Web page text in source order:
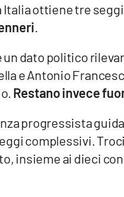
Italia ottiene tre
un dato politico
e Antonio
Restano invece
progressista
complessivi.
insieme ai dieci